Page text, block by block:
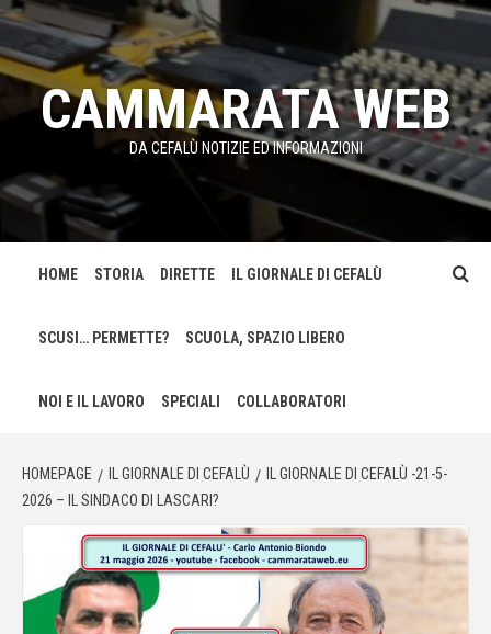
Passa
contenuto
CAMMARATA WEB
DA CEFALÙ NOTIZIE ED INFORMAZIONI
HOME STORIA DIRETTE IL GIORNALE DI CEFALÙ
SCUSI… PERMETTE? SCUOLA, SPAZIO LIBERO
NOI E IL LAVORO SPECIALI COLLABORATORI
HOMEPAGE IL GIORNALE DI CEFALÙ
IL GIORNALE DI CEFALÙ -21-5-
2026 – IL SINDACO DI LASCARI?